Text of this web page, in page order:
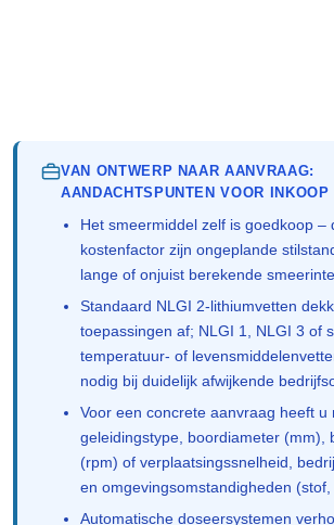
VAN ONTWERP NAAR AANVRAAG:
AANDACHTSPUNTEN VOOR INKOOP
Het smeermiddel zelf is goedkoop –
kostenfactor zijn ongeplande
lange of onjuist berekende
Standaard NLGI 2-lithiumvetten
toepassingen af; NLGI 1, NLGI 3 of
temperatuur- of
nodig bij duidelijk afwijkende
Voor een concrete aanvraag heeft u
geleidingstype, boordiameter (mm),
(rpm) of verplaatsingssnelheid,
en omgevingsomstandigheden (stof,
Automatische doseersystemen